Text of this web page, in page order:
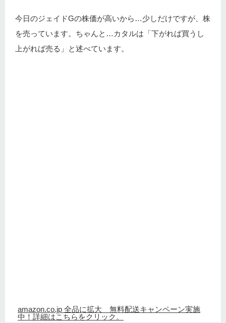
今日のジェイドGの株価が高いから…少しだけですが、株
を売っています。ちゃんと…カタルは「下がれば買うし
上がれば売る」と述べています。
amazon.co.jp 全品に拡大 無料配送キャンペーン実施
中！詳細はこちらをクリック。